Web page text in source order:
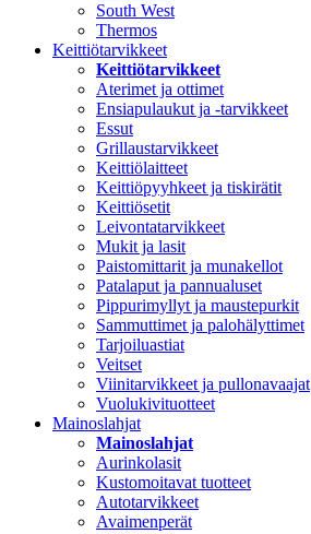
South West
Thermos
Keittiötarvikkeet
Keittiötarvikkeet
Aterimet ja ottimet
Ensiapulaukut ja -tarvikkeet
Essut
Grillaustarvikkeet
Keittiölaitteet
Keittiöpyyhkeet ja tiskirätit
Keittiösetit
Leivontatarvikkeet
Mukit ja lasit
Paistomittarit ja munakellot
Patalaput ja pannualuset
Pippurimyllyt ja maustepurkit
Sammuttimet ja palohälyttimet
Tarjoiluastiat
Veitset
Viinitarvikkeet ja pullonavaajat
Vuolukivituotteet
Mainoslahjat
Mainoslahjat
Aurinkolasit
Kustomoitavat tuotteet
Autotarvikkeet
Avaimenperät